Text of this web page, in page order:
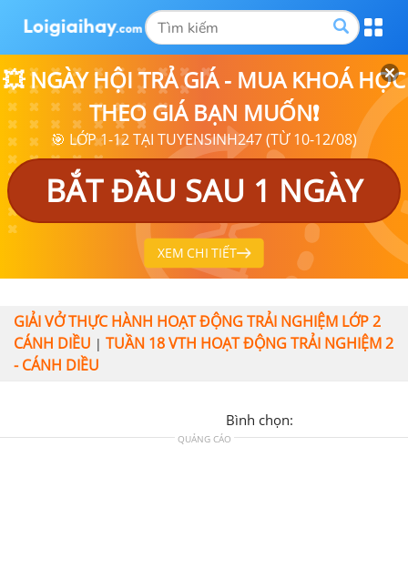
💥 NGÀY HỘI TRẢ GIÁ - MUA KHOÁ HỌC
THEO GIÁ BẠN MUỐN❗
🎯 LỚP 1-12 TẠI TUYENSINH247 (TỪ 10-12/08)
BẮT ĐẦU SAU 1 NGÀY
XEM CHI TIẾT
GIẢI VỞ THỰC HÀNH HOẠT ĐỘNG TRẢI NGHIỆM LỚP 2
CÁNH DIỀU | TUẦN 18 VTH HOẠT ĐỘNG TRẢI NGHIỆM 2
- CÁNH DIỀU
Bình chọn:
QUẢNG CÁO